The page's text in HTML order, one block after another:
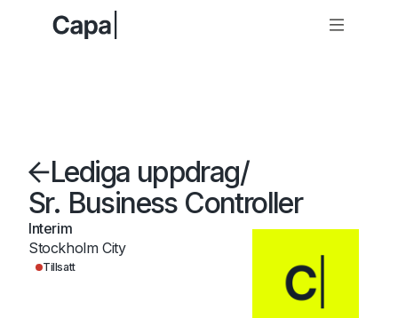
Lediga uppdrag/
Sr. Business Controller
Interim
Stockholm City
Tillsatt